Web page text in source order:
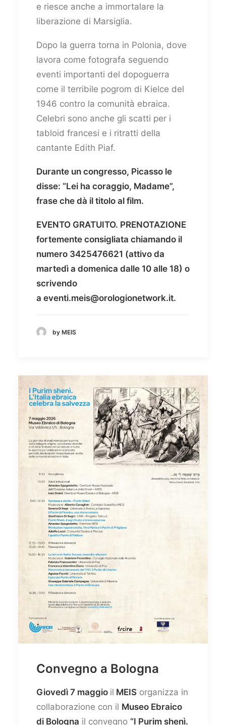
e riesce anche a immortalare la
liberazione di Marsiglia.
Dopo la guerra torna in Polonia, dove
lavora come fotografa seguendo
eventi importanti del dopoguerra
come il terribile pogrom di Kielce del
1946 contro la comunità ebraica.
Celebri sono anche gli scatti per i
tabloid francesi e i ritratti della
cantante Edith Piaf.
Durante un congresso, Picasso le
disse: “Lei ha coraggio, Madame”,
frase che dà il titolo al film.
EVENTO GRATUITO. PRENOTAZIONE
fortemente consigliata chiamando il
numero 3425476621 (attivo da
martedì a domenica dalle 10 alle 18) o
scrivendo
a eventi.meis@orologionetwork.it.
by MEIS
Convegno a Bologna
Giovedì 7 maggio il MEIS organizza in
collaborazione con il Museo Ebraico
di Bologna il convegno “I Purim shenì.